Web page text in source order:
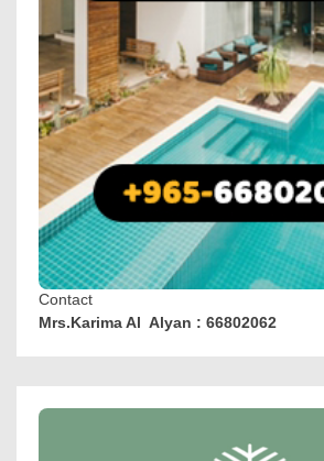
Contact
Mrs.Karima Al Alyan : 66802062